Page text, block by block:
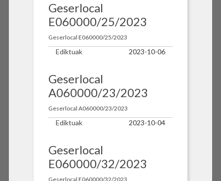
Geserlocal
E060000/25/2023
Geserlocal E060000/25/2023
Ediktuak 2023-10-06
Geserlocal
A060000/23/2023
Geserlocal A060000/23/2023
Ediktuak 2023-10-04
Geserlocal
E060000/32/2023
Geserlocal E060000/32/2023